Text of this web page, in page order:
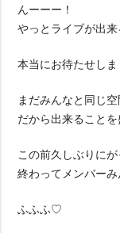
んーーー！
やっとライブが出来
本当にお待たせしま
まだみんなと同じ
だから出来ること
この前久しぶりに
終わってメンバーみ
ふふふ♡